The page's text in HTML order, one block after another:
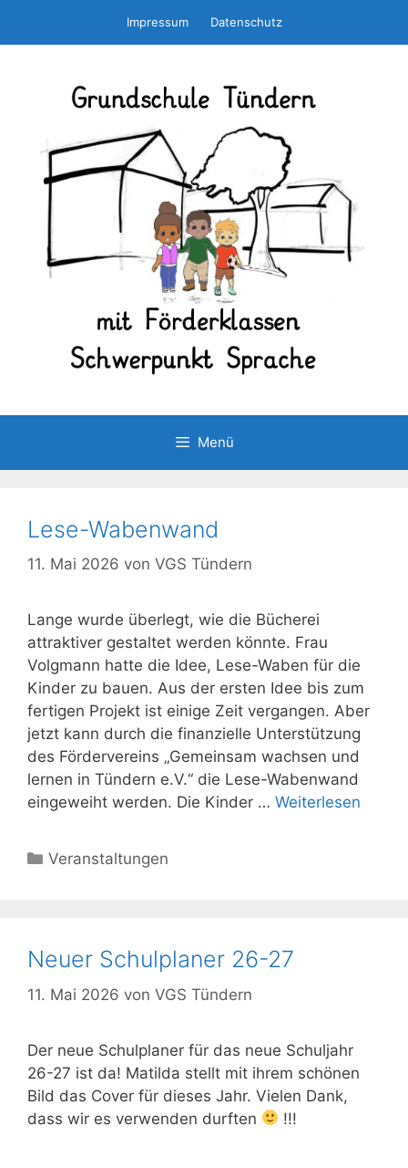
Impressum Datenschutz
Menü
Lese-Wabenwand
11. Mai 2026 von VGS Tündern
Lange wurde überlegt, wie die Bücherei
attraktiver gestaltet werden könnte. Frau
Volgmann hatte die Idee, Lese-Waben für die
Kinder zu bauen. Aus der ersten Idee bis zum
fertigen Projekt ist einige Zeit vergangen. Aber
jetzt kann durch die finanzielle Unterstützung
des Fördervereins „Gemeinsam wachsen und
lernen in Tündern e.V.“ die Lese-Wabenwand
eingeweiht werden. Die Kinder … Weiterlesen
Kategorien
Veranstaltungen
Neuer Schulplaner 26-27
11. Mai 2026 von VGS Tündern
Der neue Schulplaner für das neue Schuljahr
26-27 ist da! Matilda stellt mit ihrem schönen
Bild das Cover für dieses Jahr. Vielen Dank,
dass wir es verwenden durften
!!!